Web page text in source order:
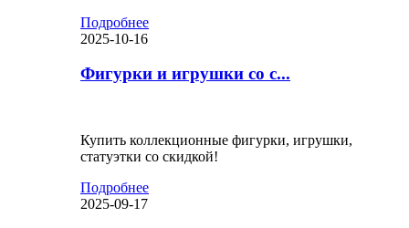
Подробнее
2025-10-16
Фигурки и игрушки со с...
Купить коллекционные фигурки, игрушки,
статуэтки со скидкой!
Подробнее
2025-09-17